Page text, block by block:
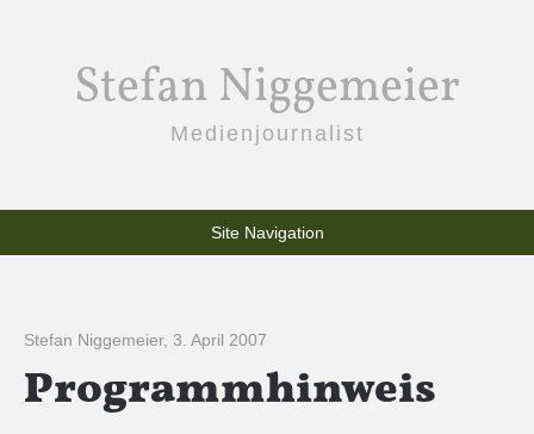
Stefan Niggemeier
Medienjournalist
Site Navigation
Stefan Niggemeier, 3. April 2007
Programmhinweis